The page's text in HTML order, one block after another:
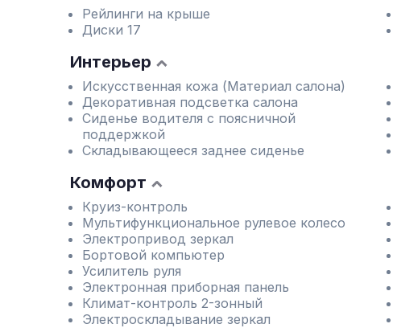
Рейлинги на крыше
Диски 17
Интерьер
Искусственная кожа (Материал салона)
Декоративная подсветка салона
Сиденье водителя с поясничной
поддержкой
Складывающееся заднее сиденье
Комфорт
Круиз-контроль
Мультифункциональное рулевое колесо
Электропривод зеркал
Бортовой компьютер
Усилитель руля
Электронная приборная панель
Климат-контроль 2-зонный
Электроскладывание зеркал